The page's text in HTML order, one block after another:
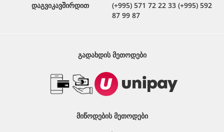
დაგვიკავშირდით
(+995) 571 72 22 33 (+995) 592
87 99 87
ᲒᲐᲓᲐᲮᲓᲘᲡ ᲛᲔᲗᲝᲓᲔᲑᲘ
ᲛᲘᲬᲝᲓᲔᲑᲘᲡ ᲛᲔᲗᲝᲓᲔᲑᲘ